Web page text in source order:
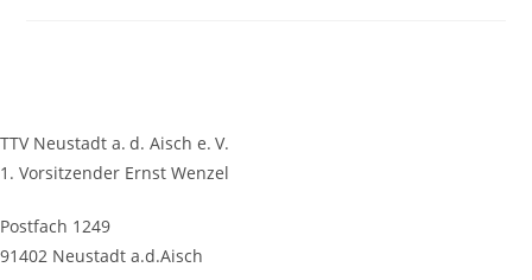
TTV Neustadt a. d. Aisch e. V.
1. Vorsitzender Ernst Wenzel
Postfach 1249
91402 Neustadt a.d.Aisch